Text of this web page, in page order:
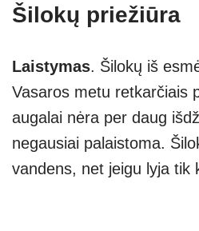
Šilokų priežiūra
Laistymas. Šilokų iš
Vasaros metu retkarčiais
augalai nėra per daug
negausiai palaistoma.
vandens, net jeigu lyja tik